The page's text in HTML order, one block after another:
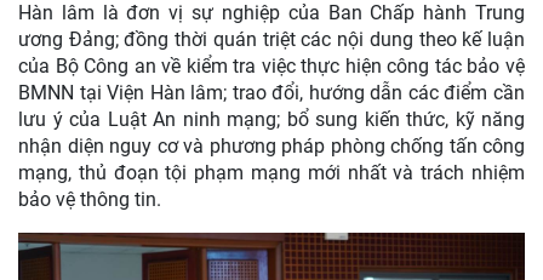
Hàn lâm là đơn vị sự nghiệp của Ban Chấp hành Trung
ương Đảng; đồng thời quán triệt các nội dung theo kế luận
của Bộ Công an về kiểm tra việc thực hiện công tác bảo vệ
BMNN tại Viện Hàn lâm; trao đổi, hướng dẫn các điểm cần
lưu ý của Luật An ninh mạng; bổ sung kiến thức, kỹ năng
nhận diện nguy cơ và phương pháp phòng chống tấn công
mạng, thủ đoạn tội phạm mạng mới nhất và trách nhiệm
bảo vệ thông tin.